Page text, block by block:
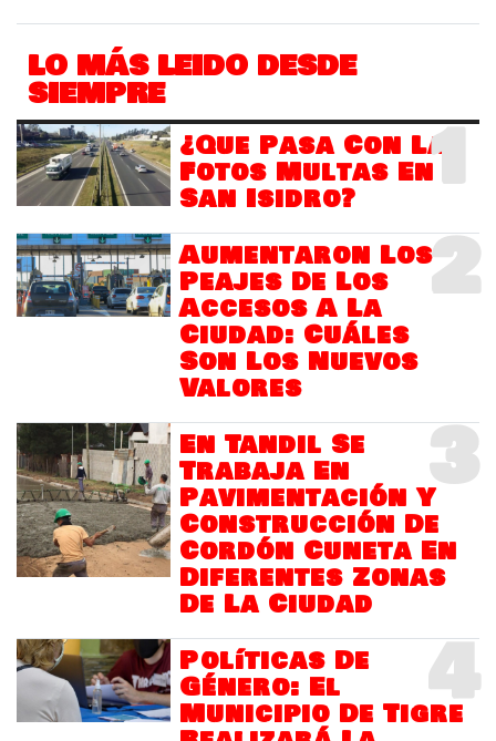
LO MÁS LEIDO DESDE
SIEMPRE
1
¿Que Pasa Con Las
Fotos Multas En
San Isidro?
2
Aumentaron Los
Peajes De Los
Accesos A La
Ciudad: Cuáles
Son Los Nuevos
Valores
3
En Tandil Se
Trabaja En
Pavimentación Y
Construcción De
Cordón Cuneta En
Diferentes Zonas
De La Ciudad
4
Políticas De
Género: El
Municipio De Tigre